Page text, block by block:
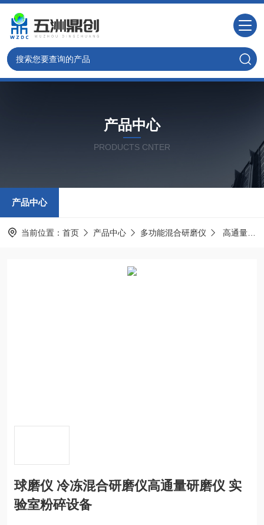
产品中心
PRODUCTS CNTER
产品中心
当前位置： 首页 产品中心 多功能混合研磨仪 高通量组织研磨仪
球磨仪 冷冻混合研磨仪高通量研磨仪 实
验室粉碎设备